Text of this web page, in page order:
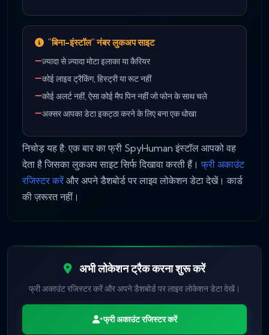
"बिना-इंस्टॉल" नंबर लुकअप साइट
ज़्यादा से ज़्यादा मोटा इलाका या कैरियर
कोई लाइव ट्रैकिंग, हिस्ट्री या रूट नहीं
कोई अलर्ट नहीं, ऐसा कोई मैप पिन नहीं जो फोन के साथ चले
अक्सर आपका डेटा इकट्ठा करने के लिए बना एक धोखा
निचोड़ यह है: एक बार का फ्री SpyHuman इंस्टॉल आपको वह
देता है जिसका लुकअप साइट सिर्फ दिखावा करती हैं।फ्री अकाउंट
रजिस्टर करेंऔर अपने डैशबोर्ड पर लाइव लोकेशन डेटा देखें। कार्ड
की ज़रूरत नहीं।
अभी लोकेशन ट्रैक करना शुरू करें
फ्री अकाउंट रजिस्टर करें और अपने डैशबोर्ड पर लाइव लोकेशन डेटा देखें।
फ्री अकाउंट रजिस्टर करें